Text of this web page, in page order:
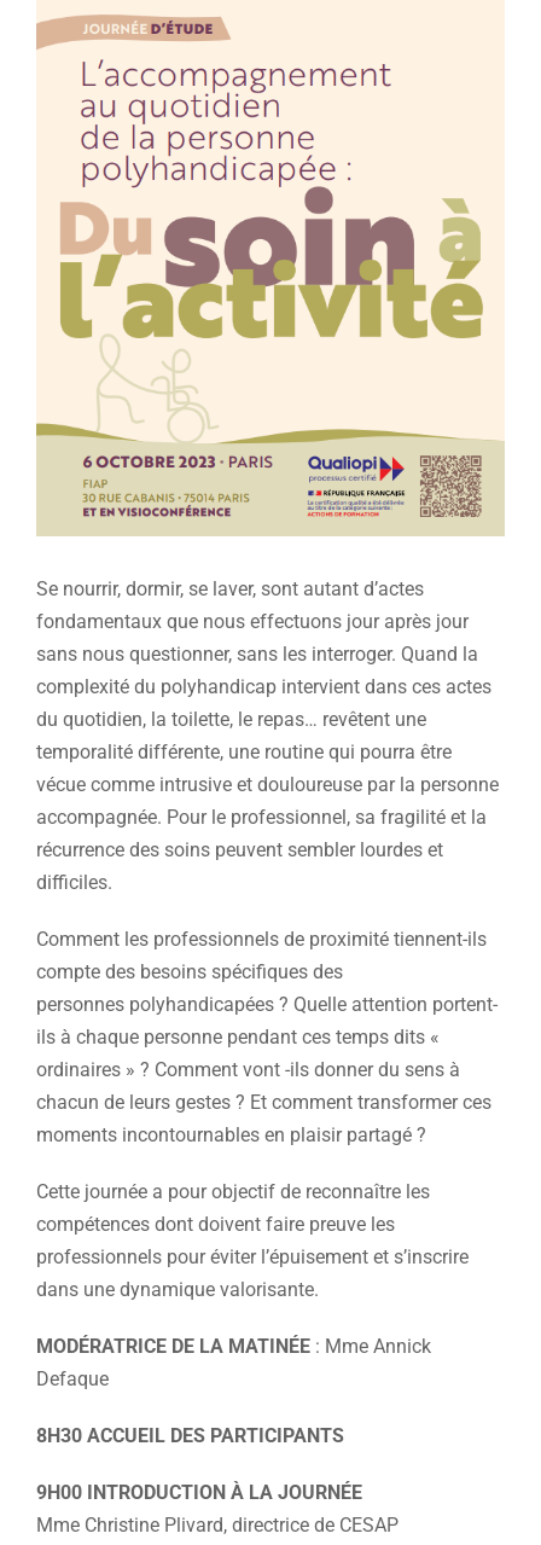
Se nourrir, dormir, se laver, sont autant d’actes
fondamentaux que nous effectuons jour après jour
sans nous questionner, sans les interroger. Quand la
complexité du polyhandicap intervient dans ces actes
du quotidien, la toilette, le repas… revêtent une
temporalité différente, une routine qui pourra être
vécue comme intrusive et douloureuse par la personne
accompagnée. Pour le professionnel, sa fragilité et la
récurrence des soins peuvent sembler lourdes et
difficiles.
Comment les professionnels de proximité tiennent-ils
compte des besoins spécifiques des
personnes polyhandicapées ? Quelle attention portent-
ils à chaque personne pendant ces temps dits «
ordinaires » ? Comment vont -ils donner du sens à
chacun de leurs gestes ? Et comment transformer ces
moments incontournables en plaisir partagé ?
Cette journée a pour objectif de reconnaître les
compétences dont doivent faire preuve les
professionnels pour éviter l’épuisement et s’inscrire
dans une dynamique valorisante.
MODÉRATRICE DE LA MATINÉE : Mme Annick
Defaque
8H30 ACCUEIL DES PARTICIPANTS
9H00 INTRODUCTION À LA JOURNÉE
Mme Christine Plivard, directrice de CESAP